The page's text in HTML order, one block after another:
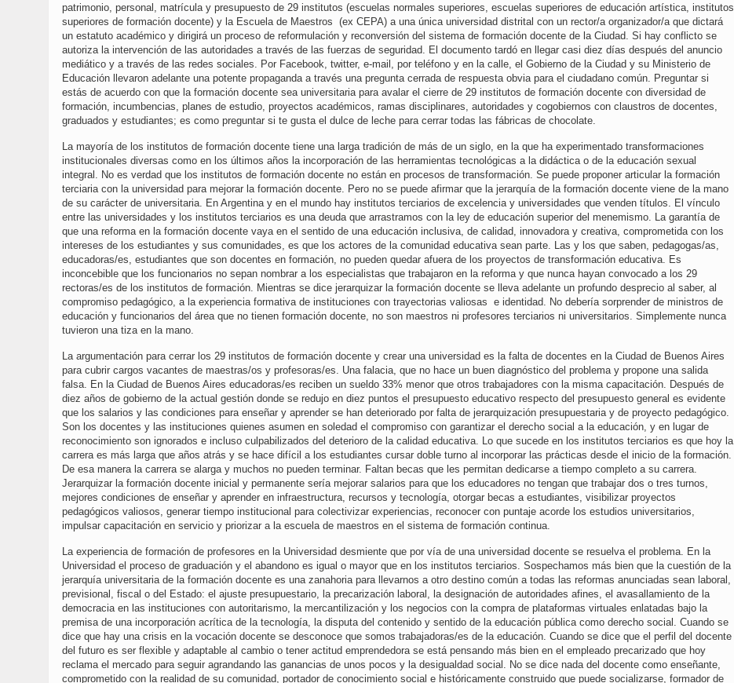
patrimonio, personal, matrícula y presupuesto de 29 institutos (escuelas normales superiores, escuelas superiores de educación artística, institutos
superiores de formación docente) y la Escuela de Maestros (ex CEPA) a una única universidad distrital con un rector/a organizador/a que dictará
un estatuto académico y dirigirá un proceso de reformulación y reconversión del sistema de formación docente de la Ciudad. Si hay conflicto se
autoriza la intervención de las autoridades a través de las fuerzas de seguridad. El documento tardó en llegar casi diez días después del anuncio
mediático y a través de las redes sociales. Por Facebook, twitter, e-mail, por teléfono y en la calle, el Gobierno de la Ciudad y su Ministerio de
Educación llevaron adelante una potente propaganda a través una pregunta cerrada de respuesta obvia para el ciudadano común. Preguntar si
estás de acuerdo con que la formación docente sea universitaria para avalar el cierre de 29 institutos de formación docente con diversidad de
formación, incumbencias, planes de estudio, proyectos académicos, ramas disciplinares, autoridades y cogobiernos con claustros de docentes,
graduados y estudiantes; es como preguntar si te gusta el dulce de leche para cerrar todas las fábricas de chocolate.
La mayoría de los institutos de formación docente tiene una larga tradición de más de un siglo, en la que ha experimentado transformaciones
institucionales diversas como en los últimos años la incorporación de las herramientas tecnológicas a la didáctica o de la educación sexual
integral. No es verdad que los institutos de formación docente no están en procesos de transformación. Se puede proponer articular la formación
terciaria con la universidad para mejorar la formación docente. Pero no se puede afirmar que la jerarquía de la formación docente viene de la mano
de su carácter de universitaria. En Argentina y en el mundo hay institutos terciarios de excelencia y universidades que venden títulos. El vínculo
entre las universidades y los institutos terciarios es una deuda que arrastramos con la ley de educación superior del menemismo. La garantía de
que una reforma en la formación docente vaya en el sentido de una educación inclusiva, de calidad, innovadora y creativa, comprometida con los
intereses de los estudiantes y sus comunidades, es que los actores de la comunidad educativa sean parte. Las y los que saben, pedagogas/as,
educadoras/es, estudiantes que son docentes en formación, no pueden quedar afuera de los proyectos de transformación educativa. Es
inconcebible que los funcionarios no sepan nombrar a los especialistas que trabajaron en la reforma y que nunca hayan convocado a los 29
rectoras/es de los institutos de formación. Mientras se dice jerarquizar la formación docente se lleva adelante un profundo desprecio al saber, al
compromiso pedagógico, a la experiencia formativa de instituciones con trayectorias valiosas e identidad. No debería sorprender de ministros de
educación y funcionarios del área que no tienen formación docente, no son maestros ni profesores terciarios ni universitarios. Simplemente nunca
tuvieron una tiza en la mano.
La argumentación para cerrar los 29 institutos de formación docente y crear una universidad es la falta de docentes en la Ciudad de Buenos Aires
para cubrir cargos vacantes de maestras/os y profesoras/es. Una falacia, que no hace un buen diagnóstico del problema y propone una salida
falsa. En la Ciudad de Buenos Aires educadoras/es reciben un sueldo 33% menor que otros trabajadores con la misma capacitación. Después de
diez años de gobierno de la actual gestión donde se redujo en diez puntos el presupuesto educativo respecto del presupuesto general es evidente
que los salarios y las condiciones para enseñar y aprender se han deteriorado por falta de jerarquización presupuestaria y de proyecto pedagógico.
Son los docentes y las instituciones quienes asumen en soledad el compromiso con garantizar el derecho social a la educación, y en lugar de
reconocimiento son ignorados e incluso culpabilizados del deterioro de la calidad educativa. Lo que sucede en los institutos terciarios es que hoy la
carrera es más larga que años atrás y se hace difícil a los estudiantes cursar doble turno al incorporar las prácticas desde el inicio de la formación.
De esa manera la carrera se alarga y muchos no pueden terminar. Faltan becas que les permitan dedicarse a tiempo completo a su carrera.
Jerarquizar la formación docente inicial y permanente sería mejorar salarios para que los educadores no tengan que trabajar dos o tres turnos,
mejores condiciones de enseñar y aprender en infraestructura, recursos y tecnología, otorgar becas a estudiantes, visibilizar proyectos
pedagógicos valiosos, generar tiempo institucional para colectivizar experiencias, reconocer con puntaje acorde los estudios universitarios,
impulsar capacitación en servicio y priorizar a la escuela de maestros en el sistema de formación continua.
La experiencia de formación de profesores en la Universidad desmiente que por vía de una universidad docente se resuelva el problema. En la
Universidad el proceso de graduación y el abandono es igual o mayor que en los institutos terciarios. Sospechamos más bien que la cuestión de la
jerarquía universitaria de la formación docente es una zanahoria para llevarnos a otro destino común a todas las reformas anunciadas sean laboral,
previsional, fiscal o del Estado: el ajuste presupuestario, la precarización laboral, la designación de autoridades afines, el avasallamiento de la
democracia en las instituciones con autoritarismo, la mercantilización y los negocios con la compra de plataformas virtuales enlatadas bajo la
premisa de una incorporación acrítica de la tecnología, la disputa del contenido y sentido de la educación pública como derecho social. Cuando se
dice que hay una crisis en la vocación docente se desconoce que somos trabajadoras/es de la educación. Cuando se dice que el perfil del docente
del futuro es ser flexible y adaptable al cambio o tener actitud emprendedora se está pensando más bien en el empleado precarizado que hoy
reclama el mercado para seguir agrandando las ganancias de unos pocos y la desigualdad social. No se dice nada del docente como enseñante,
comprometido con la realidad de su comunidad, portador de conocimiento social e históricamente construido que puede socializarse, formador de